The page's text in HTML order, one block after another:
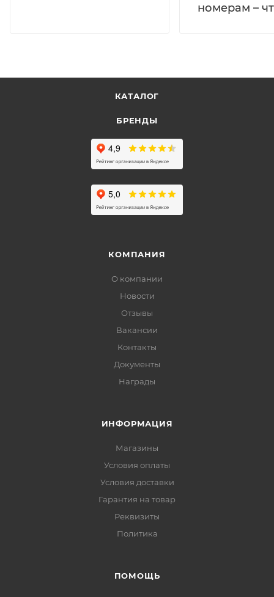
номерам –
КАТАЛОГ
БРЕНДЫ
КОМПАНИЯ
О компании
Новости
Отзывы
Вакансии
Контакты
Документы
Награды
ИНФОРМАЦИЯ
Магазины
Условия оплаты
Условия доставки
Гарантия на товар
Реквизиты
Политика
ПОМОЩЬ